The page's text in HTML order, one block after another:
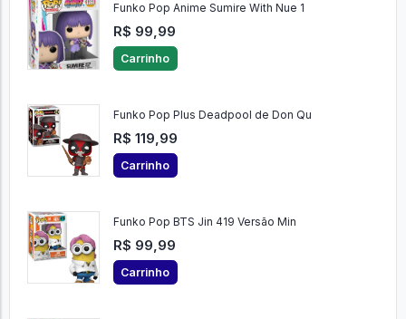
Funko Pop Anime Sumire With Nue 1
R$ 99,99
Carrinho
Funko Pop Plus Deadpool de Don Qu
R$ 119,99
Carrinho
Funko Pop BTS Jin 419 Versão Min
R$ 99,99
Carrinho